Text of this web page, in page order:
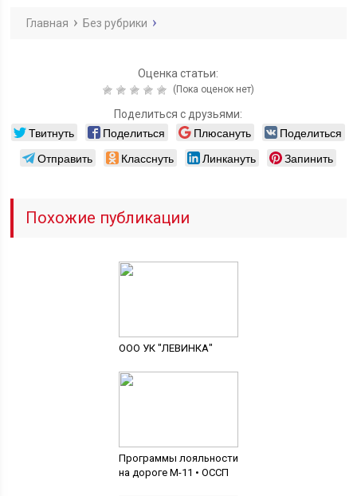
Главная Без рубрики
Оценка статьи:
(Пока оценок нет)
Поделиться с друзьями:
Твитнуть Поделиться Плюсануть
Поделиться
Отправить
Класснуть Линкануть Запинить
Похожие публикации
ООО УК "ЛЕВИНКА"
Программы лояльности
на дороге М-11 • ОССП